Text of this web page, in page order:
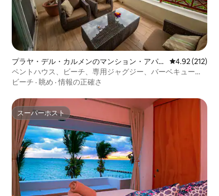
プラヤ・デル・カルメンのマンション・アパー
ト
レビュー212
4.92 (212)
ペントハウス、ビーチ、専用ジャグジー、バーベキュー、
ファミリー
ビーチ · 眺め ·情報の正確さ
スーパーホスト
スーパーホスト